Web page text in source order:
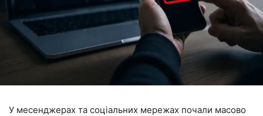
У месенджерах та соціальних мережах почали масово